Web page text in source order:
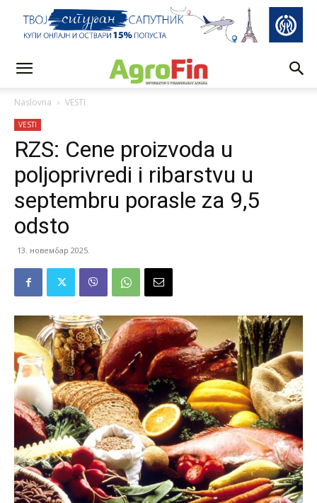
Naslovna VESTI
VESTI
RZS: Cene proizvoda u
poljoprivredi i ribarstvu u
septembru porasle za 9,5
odsto
13. новембар 2025.